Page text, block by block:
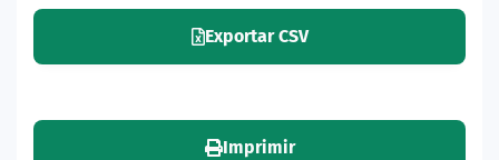
Exportar CSV
Imprimir